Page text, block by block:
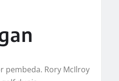
pembeda. Rory McIlroy